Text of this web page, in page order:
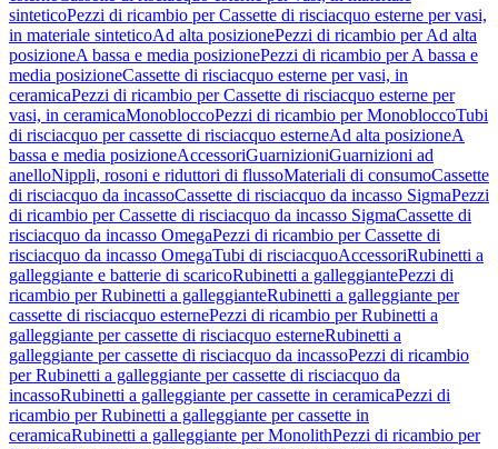
sinteticoPezzi di ricambio per Cassette di risciacquo esterne per vasi,
in materiale sinteticoAd alta posizionePezzi di ricambio per Ad alta
posizioneA bassa e media posizionePezzi di ricambio per A bassa e
media posizioneCassette di risciacquo esterne per vasi, in
ceramicaPezzi di ricambio per Cassette di risciacquo esterne per
vasi, in ceramicaMonobloccoPezzi di ricambio per MonobloccoTubi
di risciacquo per cassette di risciacquo esterneAd alta posizioneA
bassa e media posizioneAccessoriGuarnizioniGuarnizioni ad
anelloNippli, rosoni e riduttori di flussoMateriali di consumoCassette
di risciacquo da incassoCassette di risciacquo da incasso SigmaPezzi
di ricambio per Cassette di risciacquo da incasso SigmaCassette di
risciacquo da incasso OmegaPezzi di ricambio per Cassette di
risciacquo da incasso OmegaTubi di risciacquoAccessoriRubinetti a
galleggiante e batterie di scaricoRubinetti a galleggiantePezzi di
ricambio per Rubinetti a galleggianteRubinetti a galleggiante per
cassette di risciacquo esternePezzi di ricambio per Rubinetti a
galleggiante per cassette di risciacquo esterneRubinetti a
galleggiante per cassette di risciacquo da incassoPezzi di ricambio
per Rubinetti a galleggiante per cassette di risciacquo da
incassoRubinetti a galleggiante per cassette in ceramicaPezzi di
ricambio per Rubinetti a galleggiante per cassette in
ceramicaRubinetti a galleggiante per MonolithPezzi di ricambio per